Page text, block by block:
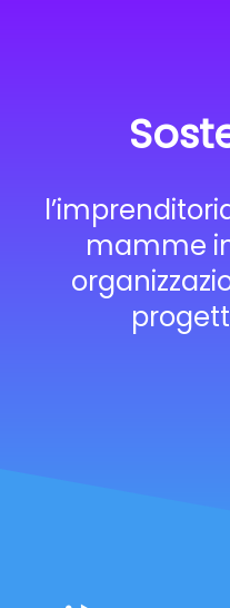
mamme